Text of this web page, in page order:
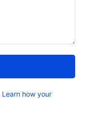
Learn how your